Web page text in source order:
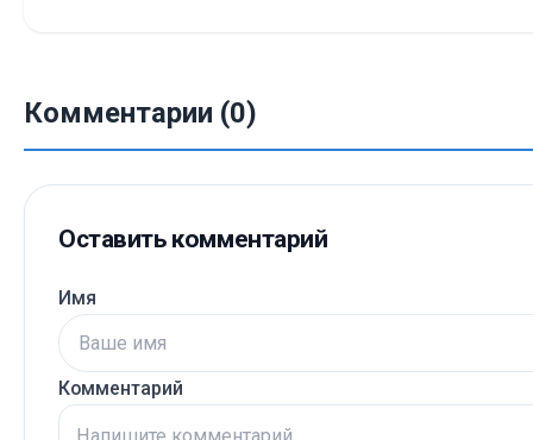
Комментарии (0)
Оставить комментарий
Имя
Комментарий